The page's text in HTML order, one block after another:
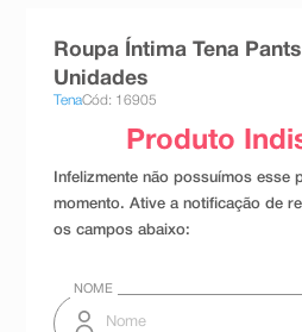
esmalte
ºabsorvente
Roupa Íntima Tena
Unidades
TenaCód: 16905